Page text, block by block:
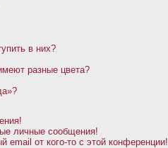
в них?
разные цвета?
личные сообщения!
email от кого-то с этой конференции!